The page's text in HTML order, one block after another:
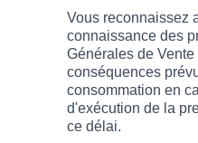
Vous reconnaissez
connaissance des
Générales de
conséquences
consommation en
d'exécution de la
ce délai.